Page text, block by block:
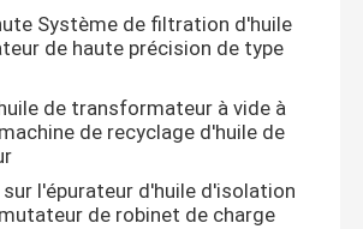
Système de filtration d'huile
de haute précision de type
de transformateur à vide à
de recyclage d'huile de
sur l'épurateur d'huile d'isolation
de robinet de charge